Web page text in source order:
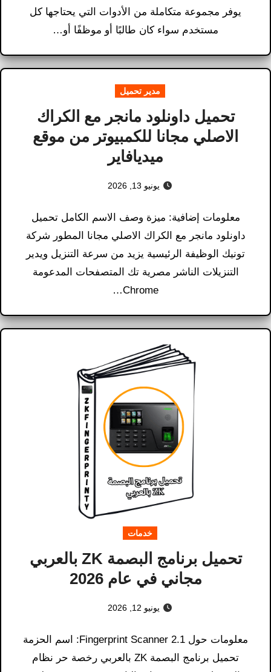
يوفر مجموعة متكاملة من الأدوات التي يحتاجها كل
مستخدم سواء كان طالبًا أو موظفًا أو…
مدير تحميل
تحميل داونلود مانجر مع الكراك
الاصلي مجانا للكمبيوتر من موقع
ميديافاير
يونيو 13, 2026
معلومات إضافية: ميزة وصف الاسم الكامل تحميل
داونلود مانجر مع الكراك الاصلي مجانا المطور شركة
تونيك الوظيفة الرئيسية يزيد من سرعة التنزيل ويدير
التنزيلات الناشر مصرية تك المتصفحات المدعومة
Chrome…
خدمات
تحميل برنامج البصمة ZK بالعربي
مجاني في عام 2026
يونيو 12, 2026
معلومات حول Fingerprint Scanner 2.1: اسم الحزمة
تحميل برنامج البصمة ZK بالعربي رخصة حر نظام